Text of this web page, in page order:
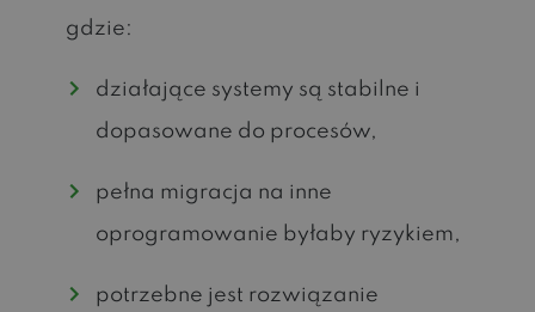
gdzie:
działające systemy są stabilne i
dopasowane do procesów,
pełna migracja na inne
oprogramowanie byłaby ryzykiem,
potrzebne jest rozwiązanie